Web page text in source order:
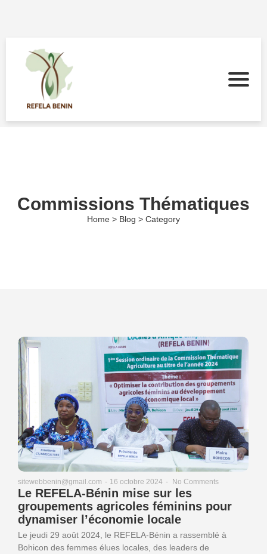
Commissions Thématiques
Home > Blog > Category
sitewebbenin@gmail.com - 16 octobre 2024 - No Comments
Le REFELA-Bénin mise sur les
groupements agricoles féminins pour
dynamiser l’économie locale
Le jeudi 29 août 2024, le REFELA-Bénin a rassemblé à
Bohicon des femmes élues locales, des leaders de